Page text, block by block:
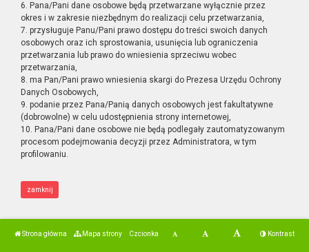
6. Pana/Pani dane osobowe będą przetwarzane wyłącznie przez
okres i w zakresie niezbędnym do realizacji celu przetwarzania,
7. przysługuje Panu/Pani prawo dostępu do treści swoich danych
osobowych oraz ich sprostowania, usunięcia lub ograniczenia
przetwarzania lub prawo do wniesienia sprzeciwu wobec
przetwarzania,
8. ma Pan/Pani prawo wniesienia skargi do Prezesa Urzędu Ochrony
Danych Osobowych,
9. podanie przez Pana/Panią danych osobowych jest fakultatywne
(dobrowolne) w celu udostępnienia strony internetowej,
10. Pana/Pani dane osobowe nie będą podlegały zautomatyzowanym
procesom podejmowania decyzji przez Administratora, w tym
profilowaniu.
zamknij
Strona główna Mapa strony Czcionka Kontrast